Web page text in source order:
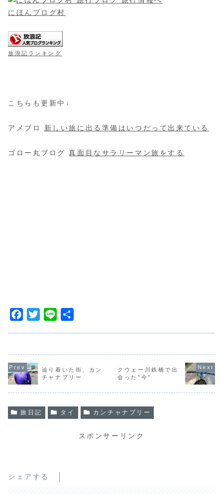
にほんブログ村
放浪記ランキング
こちらも更新中↓
アメブロ 新しい旅に出る準備はいつだって出来ている
ゴロー丸ブログ真面目なサラリーマン旅をする
F
e
b
o
o
k
T
t
t
e
r
e
辿り着いた街、カン
チャナブリー
クウェー川鉄橋で出
会った”今”
旅日記 タイ カンチャナブリー
スポンサーリンク
シェアする